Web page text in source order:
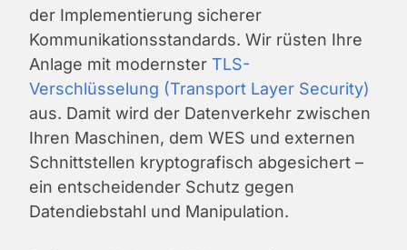
der Implementierung sicherer
Kommunikationsstandards. Wir rüsten Ihre
Anlage mit modernster TLS-
Verschlüsselung (Transport Layer Security)
aus. Damit wird der Datenverkehr zwischen
Ihren Maschinen, dem WES und externen
Schnittstellen kryptografisch abgesichert –
ein entscheidender Schutz gegen
Datendiebstahl und Manipulation.